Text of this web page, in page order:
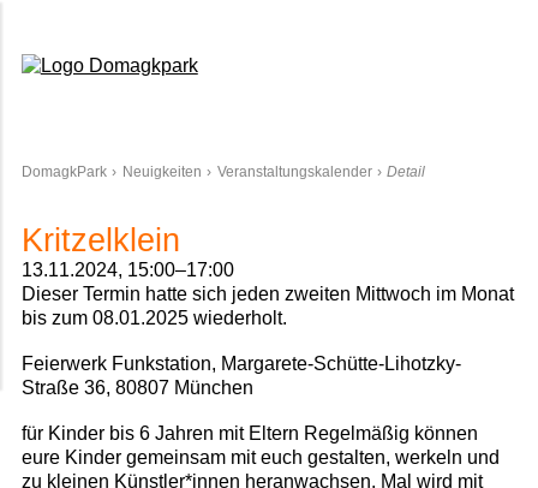
DomagkPark Neuigkeiten Veranstaltungskalender Detail
Kritzelklein
13.11.2024, 15:00–17:00
Dieser Termin hatte sich jeden zweiten Mittwoch im Monat
bis zum 08.01.2025 wiederholt.
Feierwerk Funkstation, Margarete-Schütte-Lihotzky-
Straße 36, 80807 München
für Kinder bis 6 Jahren mit Eltern Regelmäßig können
eure Kinder gemeinsam mit euch gestalten, werkeln und
zu kleinen Künstler*innen heranwachsen. Mal wird mit